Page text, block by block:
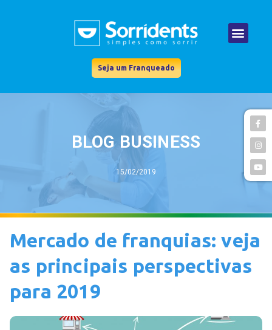
Seja um Franqueado
BLOG BUSINESS
15/02/2019
Mercado de franquias: veja
as principais perspectivas
para 2019